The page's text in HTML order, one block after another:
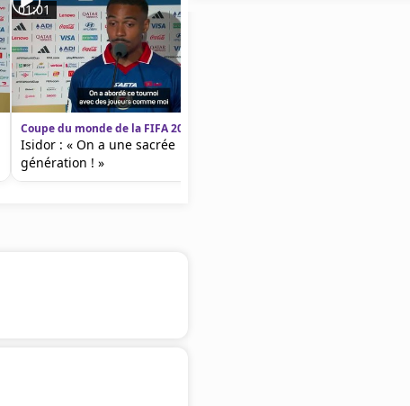
01:01
Coupe du monde de la FIFA 2026
Isidor : « On a une sacrée
génération ! »